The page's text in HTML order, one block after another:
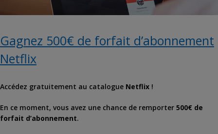
Gagnez 500€ de forfait d’abonnement
Netflix
Accédez gratuitement au catalogue Netflix !
En ce moment, vous avez une chance de remporter 500€ de
forfait d’abonnement.